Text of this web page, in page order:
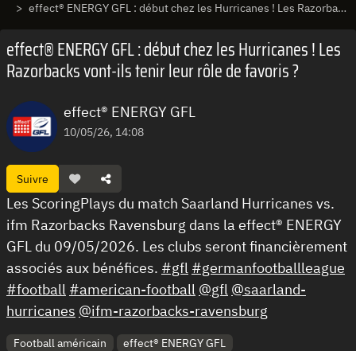
effect® ENERGY GFL : début chez les Hurricanes ! Les Razorbacks vont-ils tenir leur rôle de favoris ?
effect® ENERGY GFL : début chez les Hurricanes ! Les
Razorbacks vont-ils tenir leur rôle de favoris ?
effect® ENERGY GFL
10/05/26, 14:08
Suivre
Les ScoringPlays du match Saarland Hurricanes vs.
ifm Razorbacks Ravensburg dans la effect® ENERGY
GFL du 09/05/2026. Les clubs seront financièrement
associés aux bénéfices. #gfl #germanfootballleague
#football #american-football @gfl @saarland-
hurricanes @ifm-razorbacks-ravensburg
Football américain
effect® ENERGY GFL